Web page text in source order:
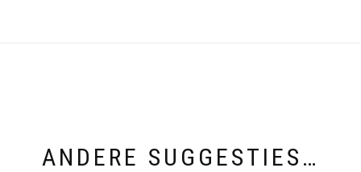
ANDERE SUGGESTIES…